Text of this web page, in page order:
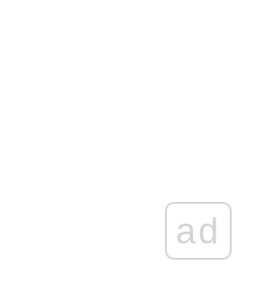
ad